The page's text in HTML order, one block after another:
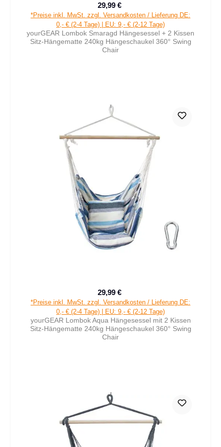
Verkaufspreis:
29,99 €
*Preise inkl. MwSt. zzgl. Versandkosten / Lieferung DE:
0,- € (2-4 Tage) | EU: 9,- € (2-12 Tage)
yourGEAR Lombok Smaragd Hängesessel + 2 Kissen
Sitz-Hängematte 240kg Hängeschaukel 360° Swing
Chair
Verkaufspreis:
29,99 €
*Preise inkl. MwSt. zzgl. Versandkosten / Lieferung DE:
0,- € (2-4 Tage) | EU: 9,- € (2-12 Tage)
yourGEAR Lombok Aqua Hängesessel mit 2 Kissen
Sitz-Hängematte 240kg Hängeschaukel 360° Swing
Chair